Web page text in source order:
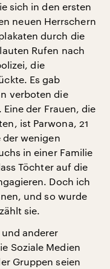
sich in den ersten
neuen Herrschern
durch die
Rufen nach
die
Es gab
verboten die
der Frauen, die
ist Parwona, 21
wenigen
in einer Familie
Töchter auf die
Doch ich
und so wurde
sie.
anderer
Soziale Medien
Gruppen seien